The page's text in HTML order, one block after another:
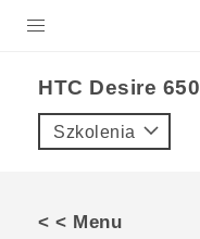
VIVE
HTC Desire 650‎
Szkolenia
< < Menu